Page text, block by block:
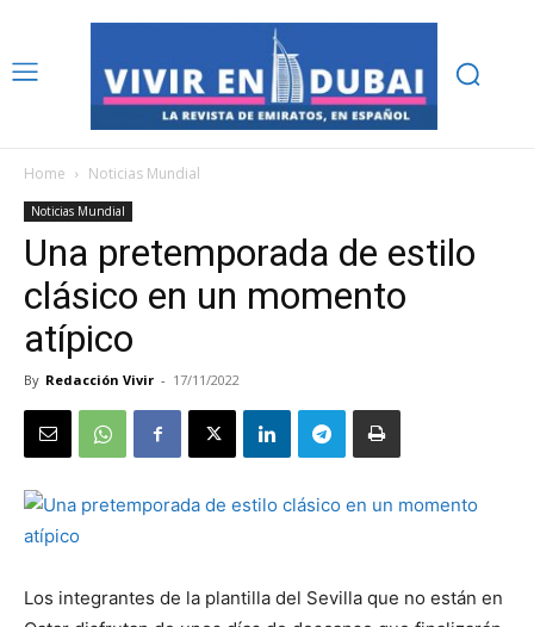
Home Noticias Mundial
Noticias Mundial
Una pretemporada de estilo
clásico en un momento
atípico
By Redacción Vivir - 17/11/2022
Los integrantes de la plantilla del Sevilla que no están en